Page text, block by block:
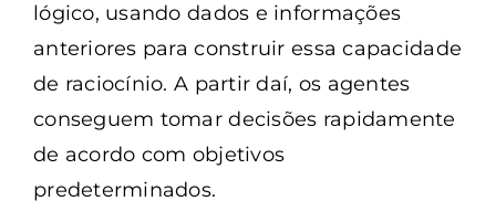
lógico, usando dados e informações
anteriores para construir essa capacidade
de raciocínio. A partir daí, os agentes
conseguem tomar decisões rapidamente
de acordo com objetivos
predeterminados.